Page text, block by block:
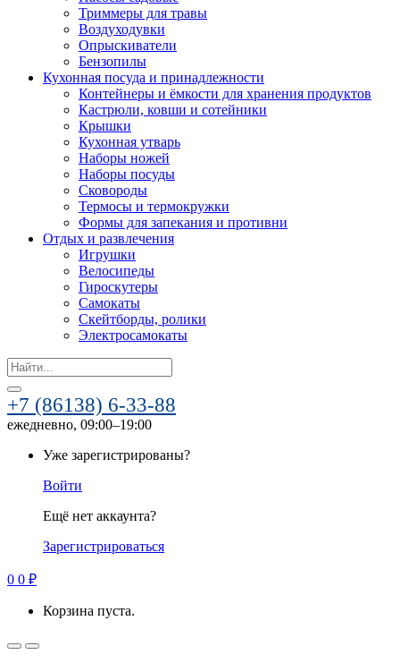
Триммеры для травы
Воздуходувки
Опрыскиватели
Бензопилы
Кухонная посуда и принадлежности
Контейнеры и ёмкости для хранения продуктов
Кастрюли, ковши и сотейники
Крышки
Кухонная утварь
Наборы ножей
Наборы посуды
Сковороды
Термосы и термокружки
Формы для запекания и противни
Отдых и развлечения
Игрушки
Велосипеды
Гироскутеры
Самокаты
Скейтборды, ролики
Электросамокаты
Search
for:
+7 (86138) 6-33-88
ежедневно, 09:00–19:00
Уже зарегистрированы?
Войти
Ещё нет аккаунта?
Зарегистрироваться
0 0 ₽
Корзина пуста.